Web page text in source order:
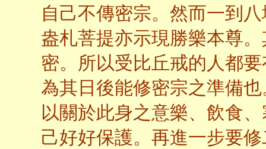
自己不傳密宗。然而一到
盎札菩提亦示現勝樂本尊
密。所以受比丘戒的人都
為其日後能修密宗之準備
以關於此身之意樂、飲食
己好好保護。再進一步要